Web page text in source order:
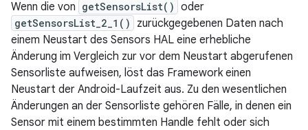
Wenn die von getSensorsList() oder
getSensorsList_2_1()
zurückgegebenen Daten nach
einem Neustart des Sensors HAL eine erhebliche
Änderung im Vergleich zur vor dem Neustart abgerufenen
Sensorliste aufweisen, löst das Framework einen
Neustart der Android-Laufzeit aus. Zu den wesentlichen
Änderungen an der Sensorliste gehören Fälle, in denen ein
Sensor mit einem bestimmten Handle fehlt oder sich